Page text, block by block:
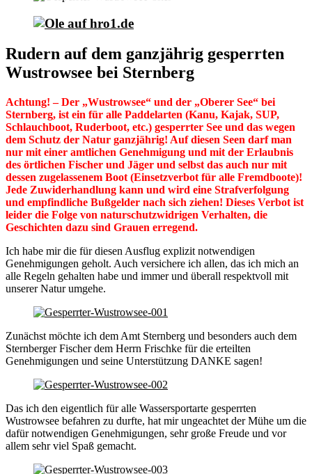
Rudern auf dem ganzjährig gesperrten
Wustrowsee bei Sternberg
Achtung! – Der „Wustrowsee“ und der „Oberer See“ bei
Sternberg, ist ein für alle Paddelarten (Kanu, Kajak, SUP,
Schlauchboot, Ruderboot, etc.) gesperrter See und das wegen
dem Schutz der Natur ganzjährig! Auf diesen Seen darf man
nur mit einer amtlichen Genehmigung und mit der Erlaubnis
des örtlichen Fischer und Jäger und selbst das auch nur mit
dessen zugelassenem Boot (Einsetzverbot für alle Fremdboote)!
Jede Zuwiderhandlung kann und wird eine Strafverfolgung
und empfindliche Bußgelder nach sich ziehen! Dieses Verbot ist
leider die Folge von naturschutzwidrigen Verhalten, die
Geschichten dazu sind Grauen erregend.
Ich habe mir die für diesen Ausflug explizit notwendigen
Genehmigungen geholt. Auch versichere ich allen, das ich mich an
alle Regeln gehalten habe und immer und überall respektvoll mit
unserer Natur umgehe.
Zunächst möchte ich dem Amt Sternberg und besonders auch dem
Sternberger Fischer dem Herrn Frischke für die erteilten
Genehmigungen und seine Unterstützung DANKE sagen!
Das ich den eigentlich für alle Wassersportarte gesperrten
Wustrowsee befahren zu durfte, hat mir ungeachtet der Mühe um die
dafür notwendigen Genehmigungen, sehr große Freude und vor
allem sehr viel Spaß gemacht.